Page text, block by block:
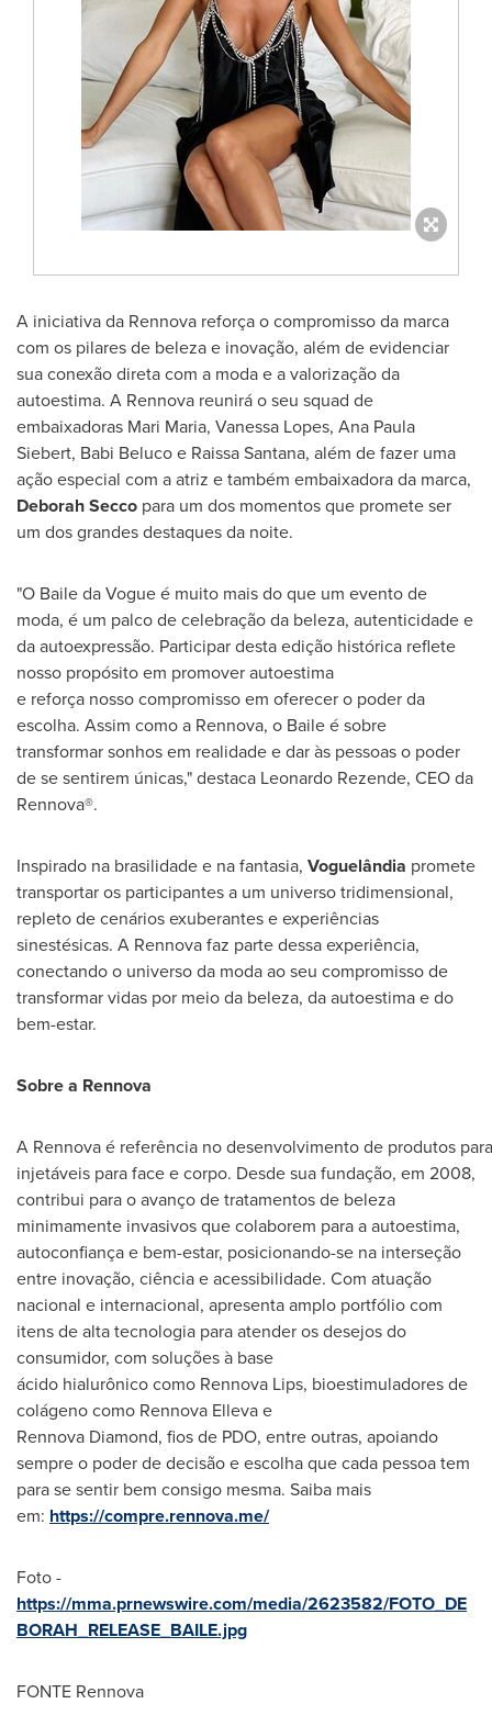
A iniciativa da Rennova reforça o compromisso da marca
com os pilares de beleza e inovação, além de evidenciar
sua conexão direta com a moda e a valorização da
autoestima. A Rennova reunirá o seu squad de
embaixadoras Mari Maria, Vanessa Lopes, Ana Paula
Siebert, Babi Beluco e Raissa Santana, além de fazer uma
ação especial com a atriz e também embaixadora da marca,
Deborah Secco para um dos momentos que promete ser
um dos grandes destaques da noite.
"O Baile da Vogue é muito mais do que um evento de
moda, é um palco de celebração da beleza, autenticidade e
da autoexpressão. Participar desta edição histórica reflete
nosso propósito em promover autoestima
e reforça nosso compromisso em oferecer o poder da
escolha. Assim como a Rennova, o Baile é sobre
transformar sonhos em realidade e dar às pessoas o poder
de se sentirem únicas," destaca Leonardo Rezende, CEO da
Rennova®.
Inspirado na brasilidade e na fantasia, Voguelândia promete
transportar os participantes a um universo tridimensional,
repleto de cenários exuberantes e experiências
sinestésicas. A Rennova faz parte dessa experiência,
conectando o universo da moda ao seu compromisso de
transformar vidas por meio da beleza, da autoestima e do
bem-estar.
Sobrea Rennova
A Rennova é referência no desenvolvimento de produtos
injetáveis para face e corpo. Desde sua fundação, em 2008,
contribui para o avanço de tratamentos de beleza
minimamente invasivos que colaborem para a autoestima,
autoconfiança e bem-estar, posicionando-se na interseção
entre inovação, ciência e acessibilidade. Com atuação
nacional e internacional, apresenta amplo portfólio com
itens de alta tecnologia para atender os desejos do
consumidor, com soluções à base
ácido hialurônico como Rennova Lips, bioestimuladores de
colágeno como Rennova Elleva e
Rennova Diamond, fios de PDO, entre outras, apoiando
sempre o poder de decisão e escolha que cada pessoa tem
para se sentir bem consigo mesma. Saiba mais
em: https://compre.rennova.me/
Foto -
https://mma.prnewswire.com/media/2623582/FOTO_DE
BORAH_RELEASE_BAILE.jpg
FONTE Rennova